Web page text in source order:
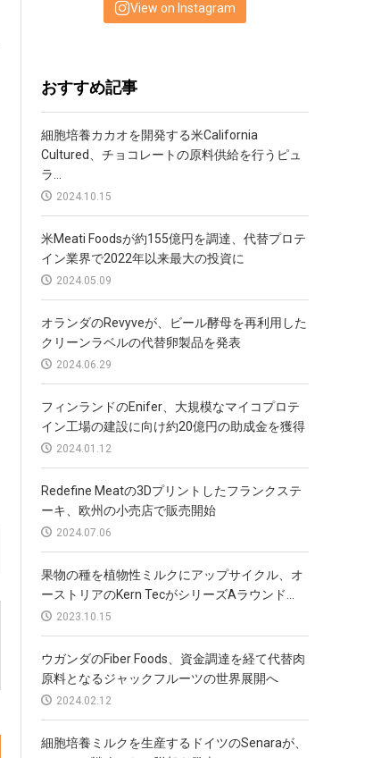
View on Instagram
おすすめ記事
細胞培養カカオを開発する米California
Cultured、チョコレートの原料供給を行うピュ
ラ...
2024.10.15
米Meati Foodsが約155億円を調達、代替プロテ
イン業界で2022年以来最大の投資に
2024.05.09
オランダのRevyveが、ビール酵母を再利用した
クリーンラベルの代替卵製品を発表
2024.06.29
フィンランドのEnifer、大規模なマイコプロテ
イン工場の建設に向け約20億円の助成金を獲得
2024.01.12
Redefine Meatの3Dプリントしたフランクステ
ーキ、欧州の小売店で販売開始
2024.07.06
果物の種を植物性ミルクにアップサイクル、オ
ーストリアのKern TecがシリーズAラウンド...
2023.10.15
ウガンダのFiber Foods、資金調達を経て代替肉
原料となるジャックフルーツの世界展開へ
2024.02.12
細胞培養ミルクを生産するドイツのSenaraが、